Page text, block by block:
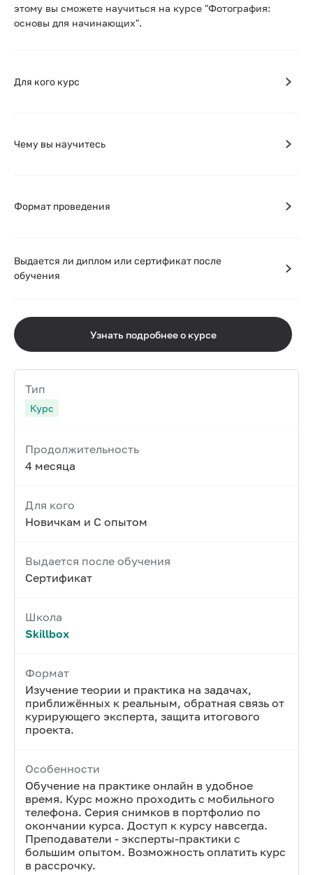
этому вы сможете научиться на курсе "Фотография:
основы для начинающих".
Для кого курс
Чему вы научитесь
Формат проведения
Выдается ли диплом или сертификат после
обучения
Узнать подробнее о курсе
Тип
Курс
Продолжительность
4 месяца
Для кого
Новичкам и С опытом
Выдается после обучения
Сертификат
Школа
Skillbox
Формат
Изучение теории и практика на задачах,
приближённых к реальным, обратная связь от
курирующего эксперта, защита итогового
проекта.
Особенности
Обучение на практике онлайн в удобное
время. Курс можно проходить с мобильного
телефона. Серия снимков в портфолио по
окончании курса. Доступ к курсу навсегда.
Преподаватели - эксперты-практики с
большим опытом. Возможность оплатить курс
в рассрочку.